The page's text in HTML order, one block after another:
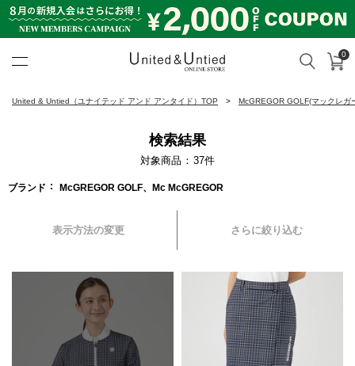
検索 カ
0
United & Untied（ユナイテッド アンド アンタイド）TOP McGREGOR GOLF(マックレガ
検索結果
対象商品 37件
ブランド McGREGOR GOLF、Mc McGREGOR
表示方法の変更 さらに絞り込む